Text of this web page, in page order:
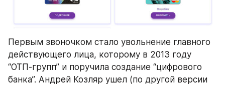
Первым звоночком стало увольнение главного
действующего лица, которому в 2013 году
“ОТП-групп” и поручила создание “цифрового
банка”. Андрей Козляр ушел (по другой версии